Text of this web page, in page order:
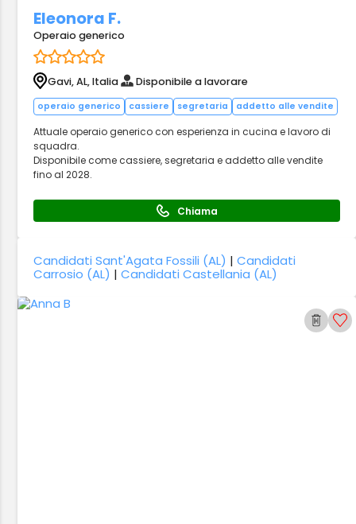
Eleonora F.
Operaio generico
Gavi, AL, Italia Disponibile a lavorare
operaio generico cassiere segretaria addetto alle vendite
Attuale operaio generico con esperienza in cucina e lavoro di
squadra.
Disponibile come cassiere, segretaria e addetto alle vendite
fino al 2028.
Chiama
Candidati Sant'Agata Fossili (AL) |Candidati
Carrosio (AL) |Candidati Castellania (AL)